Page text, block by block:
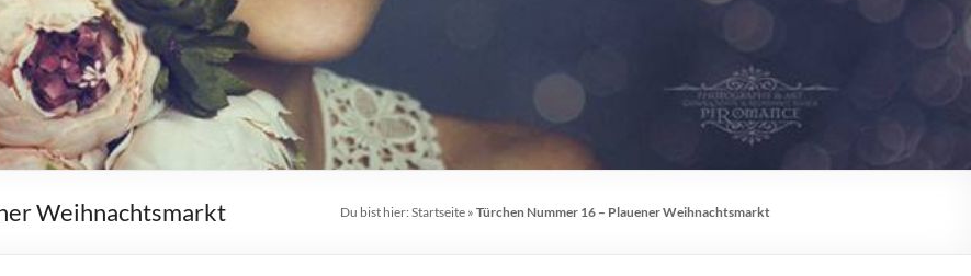
Weihnachtsmarkt Du bist hier: Startseite » Türchen Nummer 16 – Plauener Weihnachtsmarkt